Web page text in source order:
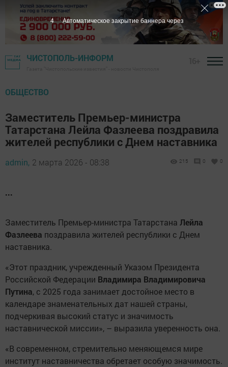
ЧИСТОПОЛЬ-ИНФОРМ
ОБЩЕСТВО
Заместитель Премьер-министра
Татарстана Лейла Фазлеева поздравила
жителей республики с Днем наставника
admin, 2 марта 2026 - 08:38 215 0 0
...
Заместитель Премьер-министра Татарстана Лейла
Фазлеева поздравила жителей республики с Днем
наставника.
«Этот праздник, учрежденный Указом Президента
Российской Федерации Владимира Владимировича
Путина, с 2025 года занимает достойное место в
календаре знаменательных дат нашей страны,
подчеркивая высокий статус и значимость
наставнической миссии», – выразила уверенность она.
«В современном, стремительно меняющемся мире
институт наставничества обретает особую значимость.
3 Автоматическое закрытие баннера через